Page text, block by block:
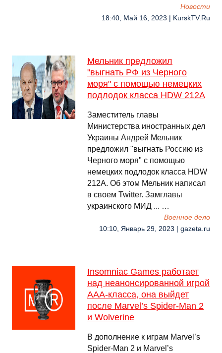
Новости
18:40, Май 16, 2023 | KurskTV.Ru
Мельник предложил
"выгнать РФ из Черного
моря" с помощью немецких
подлодок класса HDW 212A
Заместитель главы
Министерства иностранных дел
Украины Андрей Мельник
предложил "выгнать Россию из
Черного моря" с помощью
немецких подлодок класса HDW
212A. Об этом Мельник написал
в своем Twitter. Замглавы
украинского МИД ... …
Военное дело
10:10, Январь 29, 2023 | gazeta.ru
Insomniac Games работает
над неанонсированной игрой
ААА-класса, она выйдет
после Marvel’s Spider-Man 2
и Wolverine
В дополнение к играм Marvel’s
Spider-Man 2 и Marvel’s